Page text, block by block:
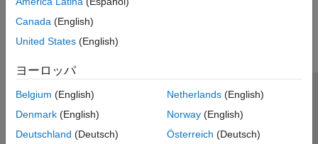
Get Started with Wireless Network
Toolbox
Wireless Network Modeling
Coexistence Modeling
Mobile Ad Hoc Network Modeling
Logging, Visualization, and Analysis
Wireless Testbench
Canada (English)
United States (English)
ヨーロッパ
Belgium (English)
Denmark (English)
Deutschland (Deutsch)
Netherlands(English)
Norway(English)
Österreich (Deutsch)
トラストセンター
プライバシー ポリシー
違法コピー防止
アプリケーション ステータス
© 1994-2026 The MathWorks, Inc.